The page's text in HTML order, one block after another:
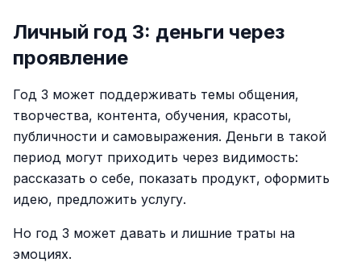
Личный год 3: деньги через
проявление
Год 3 может поддерживать темы общения,
творчества, контента, обучения, красоты,
публичности и самовыражения. Деньги в такой
период могут приходить через видимость:
рассказать о себе, показать продукт, оформить
идею, предложить услугу.
Но год 3 может давать и лишние траты на
эмоциях.